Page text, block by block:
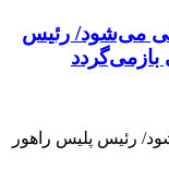
می‌شود/ رئیس
بازمی‌گردد
رئیس پلیس راهور